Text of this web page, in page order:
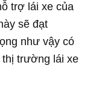
trợ lái xe của
sẽ đạt
như vậy có
thị trường lái xe